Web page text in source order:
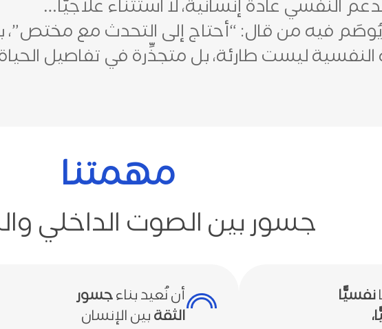
النفسي عادة إنسانية، لا استثناء علاجيًّا…
يُوصَم فيه من قال: “أحتاج إلى التحدث مع
ليست طارئة، بل متجذِّرة في تفاصيل الحياة
مهمتنا
جسور بين الصوت الداخلي
أن نُعيد بناء جسور
الثقة بين الإنسان
نفسيًّا